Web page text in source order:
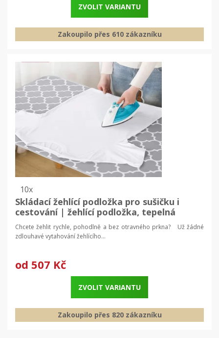
ZVOLIT VARIANTU
Zakoupilo přes 610 zákazníku
10x
Skládací žehlící podložka pro sušičku i
cestování | žehlící podložka, tepelná
podložka
Chcete žehlit rychle, pohodlně a bez otravného prkna? Už žádné
zdlouhavé vytahování žehlícího...
od 507 Kč
ZVOLIT VARIANTU
Zakoupilo přes 820 zákazníku